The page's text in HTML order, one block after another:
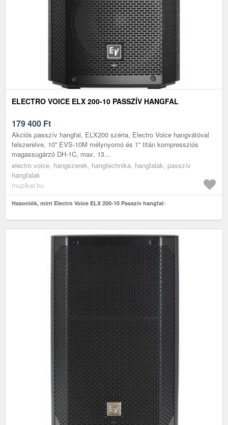
ELECTRO VOICE ELX 200-10 PASSZÍV HANGFAL
179 400 Ft
Akciós.passzív hangfal, ELX200 széria, Electro Voice hangvátóval
felszerelve, 10'' EVS-10M mélynyomó és 1'' titán kompressziós
magassugárzó DH-1C, max. 13...
electro voice, hangszerek, hangtechnika, hangfalak, passzív
hangfalak
muziker.hu
Hasonlók, mint Electro Voice ELX 200-10 Passzív hangfal